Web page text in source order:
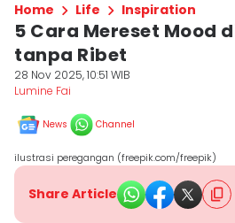
Home Life Inspiration
5 Cara Mereset Mood
tanpa Ribet
28 Nov 2025, 10:51 WIB
Lumine Fai
News Channel
ilustrasi peregangan (freepik.com/freepik)
Share Article